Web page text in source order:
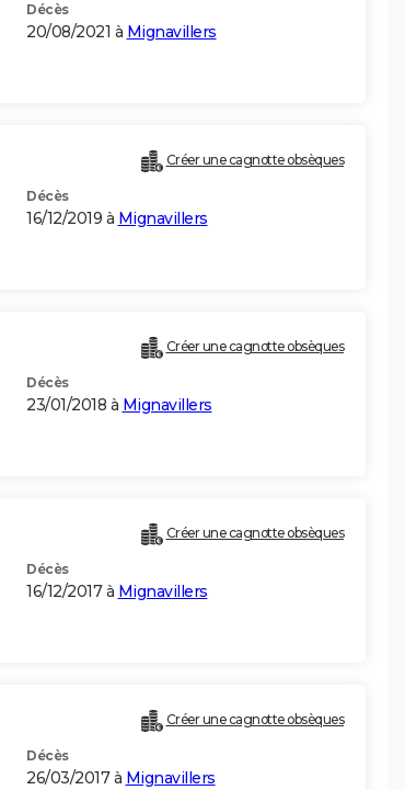
Décès
20/08/2021 à Mignavillers
Créer une cagnotte obsèques
Décès
16/12/2019 à Mignavillers
Créer une cagnotte obsèques
Décès
23/01/2018 à Mignavillers
Créer une cagnotte obsèques
Décès
16/12/2017 à Mignavillers
Créer une cagnotte obsèques
Décès
26/03/2017 à Mignavillers